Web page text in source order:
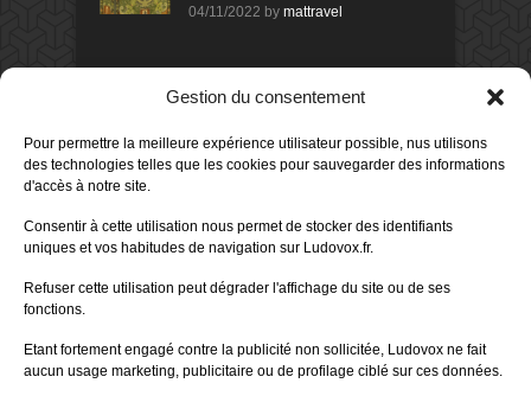
Gestion du consentement
Pour permettre la meilleure expérience utilisateur possible, nus utilisons
des technologies telles que les cookies pour sauvegarder des informations
d'accès à notre site.
Consentir à cette utilisation nous permet de stocker des identifiants
uniques et vos habitudes de navigation sur Ludovox.fr.
Refuser cette utilisation peut dégrader l'affichage du site ou de ses
fonctions.
Etant fortement engagé contre la publicité non sollicitée, Ludovox ne fait
aucun usage marketing, publicitaire ou de profilage ciblé sur ces données.
04/11/2022 by mattravel
DERNIERS AVIS DES MEMBRES
Avis de
Sur le jeu Collect!
il y a 23 heures
Avis demorlockbob
Sur le jeu Detective Box - Ciao
Publié leil y a 2 jours
80%
Sur le jeu Detective Box - Ciao
Bella